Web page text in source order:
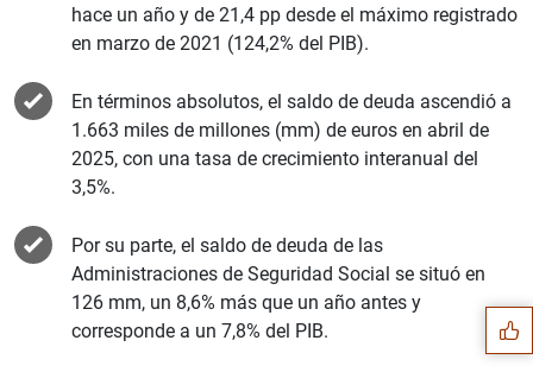
hace un año y de 21,4 pp desde el máximo registrado
en marzo de 2021 (124,2% del PIB).
En términos absolutos, el saldo de deuda ascendió a
1.663 miles de millones (mm) de euros en abril de
2025, con una tasa de crecimiento interanual del
3,5%.
Por su parte, el saldo de deuda de las
Administraciones de Seguridad Social se situó en
126 mm, un 8,6% más que un año antes y
corresponde a un 7,8% del PIB.
Sugerencias